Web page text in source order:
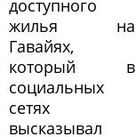
доступного
жилья на
Гавайях,
который в
социальных
сетях
высказывал